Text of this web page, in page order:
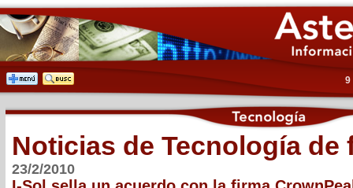
9
Noticias de Tecnología de
23/2/2010